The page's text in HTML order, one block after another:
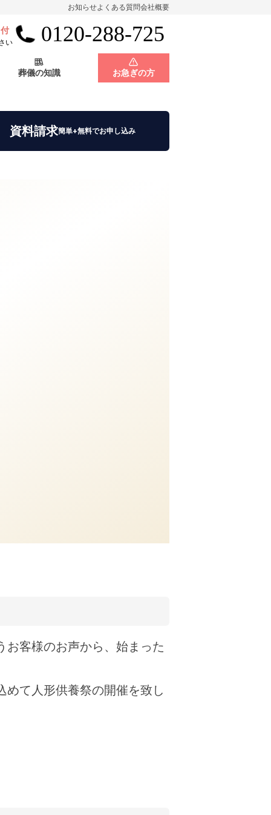
お知らせよくある質問会社概要
い 0120-288-725
葬儀の知識 お急ぎの方
会員制度
神奈川県
資料請求簡単+無料でお申し込み
お客様のお声から、始まった
て人形供養祭の開催を致し